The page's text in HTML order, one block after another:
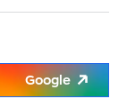
Google